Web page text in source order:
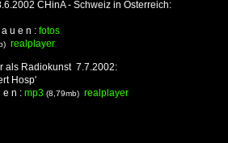
CHinA - Schweiz in Österreich:
u e n : fotos
realplayer
als Radiokunst 7.7.2002:
Hosp'
e n : mp3 (8,79mb) realplayer